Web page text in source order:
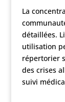
La
détaillées.
utilisation
répertorier
des crises
suivi